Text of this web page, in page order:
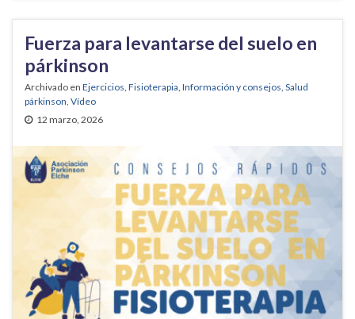
Fuerza para levantarse del suelo en
párkinson
Archivado en Ejercicios, Fisioterapia, Información y consejos, Salud
párkinson, Vídeo
12 marzo, 2026